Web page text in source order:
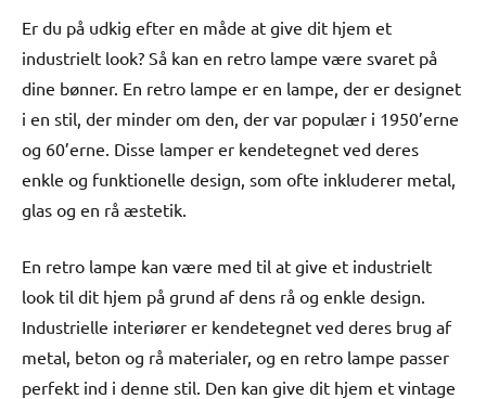
Er du på udkig efter en måde at give dit hjem et
industrielt look? Så kan en retro lampe være svaret på
dine bønner. En retro lampe er en lampe, der er designet
i en stil, der minder om den, der var populær i 1950’erne
og 60’erne. Disse lamper er kendetegnet ved deres
enkle og funktionelle design, som ofte inkluderer metal,
glas og en rå æstetik.
En retro lampe kan være med til at give et industrielt
look til dit hjem på grund af dens rå og enkle design.
Industrielle interiører er kendetegnet ved deres brug af
metal, beton og rå materialer, og en retro lampe passer
perfekt ind i denne stil. Den kan give dit hjem et vintage